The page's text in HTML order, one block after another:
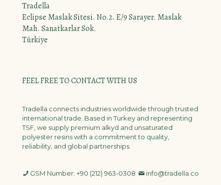
Tradella
Eclipse Maslak Sitesi. No.2. E/9 Sarayer. Maslak
Mah. Sanatkarlar Sok.
Türkiye
FEEL FREE TO CONTACT WITH US
Tradella connects industries worldwide through trusted
international trade. Based in Turkey and representing
TSF, we supply premium alkyd and unsaturated
polyester resins with a commitment to quality,
reliability, and global partnerships.
info@tradella.co
GSM Number: +90 (212) 963-0308